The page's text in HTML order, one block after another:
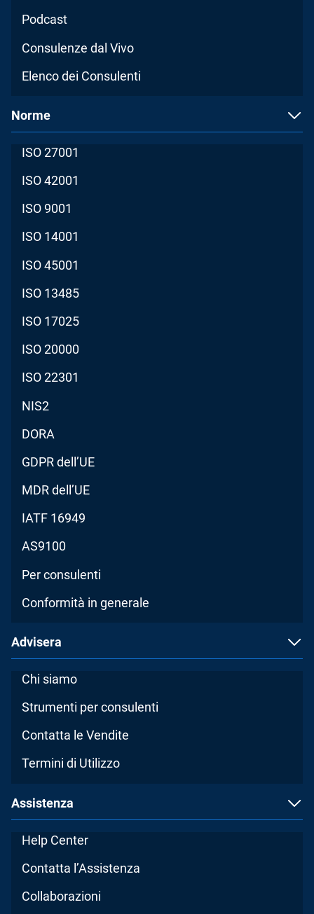
Podcast
Consulenze dal Vivo
Elenco dei Consulenti
Norme
ISO 27001
ISO 42001
ISO 9001
ISO 14001
ISO 45001
ISO 13485
ISO 17025
ISO 20000
ISO 22301
NIS2
DORA
GDPR dell’UE
MDR dell’UE
IATF 16949
AS9100
Per consulenti
Conformità in generale
Advisera
Chi siamo
Strumenti per consulenti
Contatta le Vendite
Termini di Utilizzo
Assistenza
Help Center
Contatta l’Assistenza
Collaborazioni